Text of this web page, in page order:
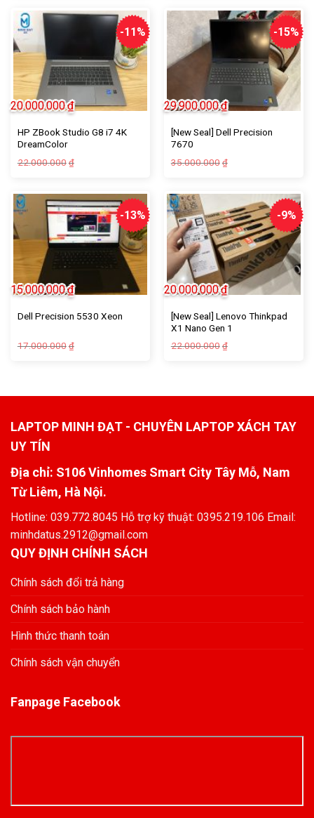
-11%
HP ZBook Studio G8 i7 4K
DreamColor
22.000.000 ₫
20.000.000₫
-15%
[New Seal] Dell Precision
7670
35.000.000 ₫
29.900.000₫
-13%
Dell Precision 5530 Xeon
17.000.000 ₫
15.000.000₫
-9%
[New Seal] Lenovo Thinkpad
X1 Nano Gen 1
22.000.000 ₫
20.000.000₫
LAPTOP MINH ĐẠT - CHUYÊN LAPTOP XÁCH TAY
UY TÍN
Địa chỉ: S106 Vinhomes Smart City Tây Mỗ, Nam
Từ Liêm, Hà Nội.
Hotline: 039.772.8045 Hỗ trợ kỹ thuật: 0395.219.106 Email:
minhdatus.2912@gmail.com
QUY ĐỊNH CHÍNH SÁCH
Chính sách đổi trả hàng
Chính sách bảo hành
Hình thức thanh toán
Chính sách vận chuyển
Fanpage Facebook